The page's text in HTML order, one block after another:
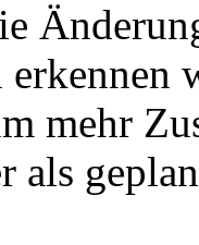
erkennen
mehr
als